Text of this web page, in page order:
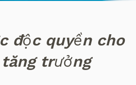
độc quyền cho
trưởng